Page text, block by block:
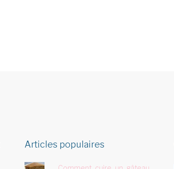
Articles populaires